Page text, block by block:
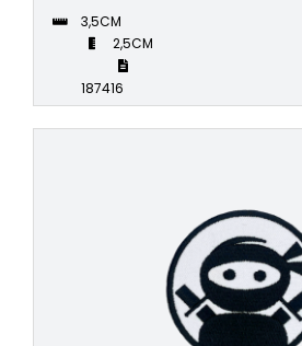
3,5CM
2,5CM
187416